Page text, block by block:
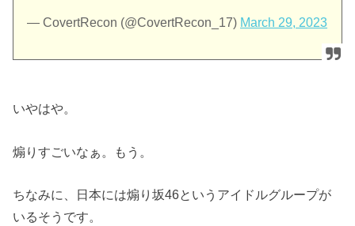
— CovertRecon (@CovertRecon_17) March 29, 2023
いやはや。
煽りすごいなぁ。もう。
ちなみに、日本には煽り坂46というアイドルグループが
いるそうです。